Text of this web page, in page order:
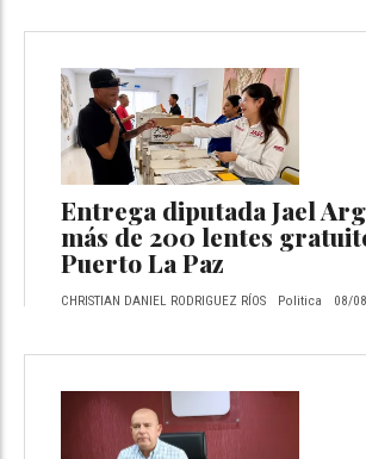
Entrega diputada Jael
más de 200 lentes
Puerto La Paz
CHRISTIAN DANIEL RODRIGUEZ RÍOS Politica 08/